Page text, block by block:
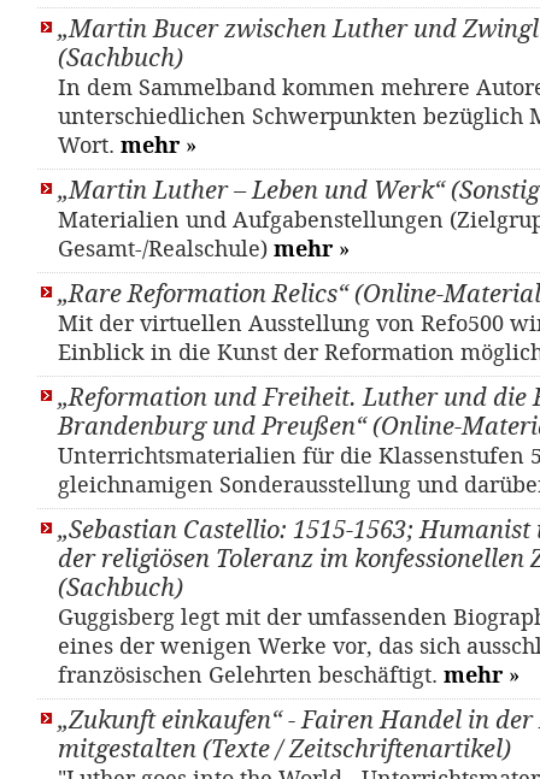
„Martin Bucer zwischen Luther und
(Sachbuch)
In dem Sammelband kommen mehrere
unterschiedlichen Schwerpunkten bezüglich
Wort. mehr »
„Martin Luther – Leben und Werk“
Materialien und Aufgabenstellungen
Gesamt-/Realschule) mehr »
„Rare Reformation Relics“ (Online-
Mit der virtuellen Ausstellung von Refo500
Einblick in die Kunst der Reformation
„Reformation und Freiheit. Luther und die
Brandenburg und Preußen“ (Online-
Unterrichtsmaterialien für die Klassenstufen
gleichnamigen Sonderausstellung und
„Sebastian Castellio: 1515-1563;
der religiösen Toleranz im konfessionellen
(Sachbuch)
Guggisberg legt mit der umfassenden
eines der wenigen Werke vor, das sich
französischen Gelehrten beschäftigt. mehr »
„Zukunft einkaufen“ - Fairen Handel in der
mitgestalten (Texte / Zeitschriftenartikel)